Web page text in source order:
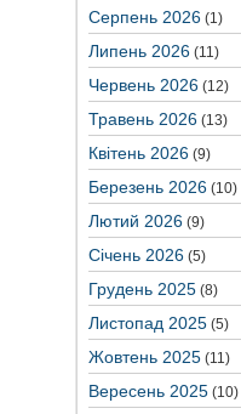
Серпень 2026(1)
Липень 2026(11)
Червень 2026(12)
Травень 2026(13)
Квітень 2026(9)
Березень 2026(10)
Лютий 2026(9)
Січень 2026(5)
Грудень 2025(8)
Листопад 2025(5)
Жовтень 2025(11)
Вересень 2025(10)